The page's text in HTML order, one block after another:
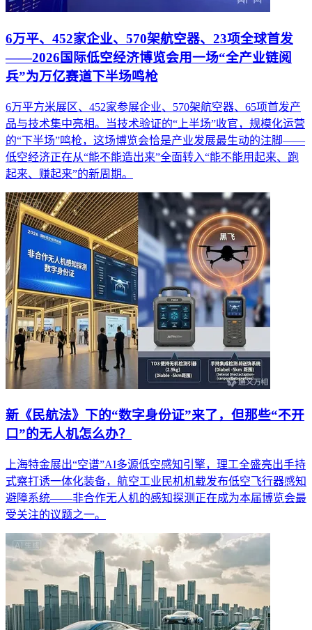
6万平、452家企业、570架航空器、23项全球首发
——2026国际低空经济博览会用一场“全产业链阅
兵”为万亿赛道下半场鸣枪
6万平方米展区、452家参展企业、570架航空器、65项首发产
品与技术集中亮相。当技术验证的“上半场”收官，规模化运营
的“下半场”鸣枪，这场博览会恰是产业发展最生动的注脚——
低空经济正在从“能不能造出来”全面转入“能不能用起来、跑
起来、赚起来”的新周期。
新《民航法》下的“数字身份证”来了，但那些“不开
口”的无人机怎么办？
上海特金展出“空谱”AI多源低空感知引擎，理工全盛亮出手持
式察打诱一体化装备，航空工业民机机载发布低空飞行器感知
避障系统——非合作无人机的感知探测正在成为本届博览会最
受关注的议题之一。